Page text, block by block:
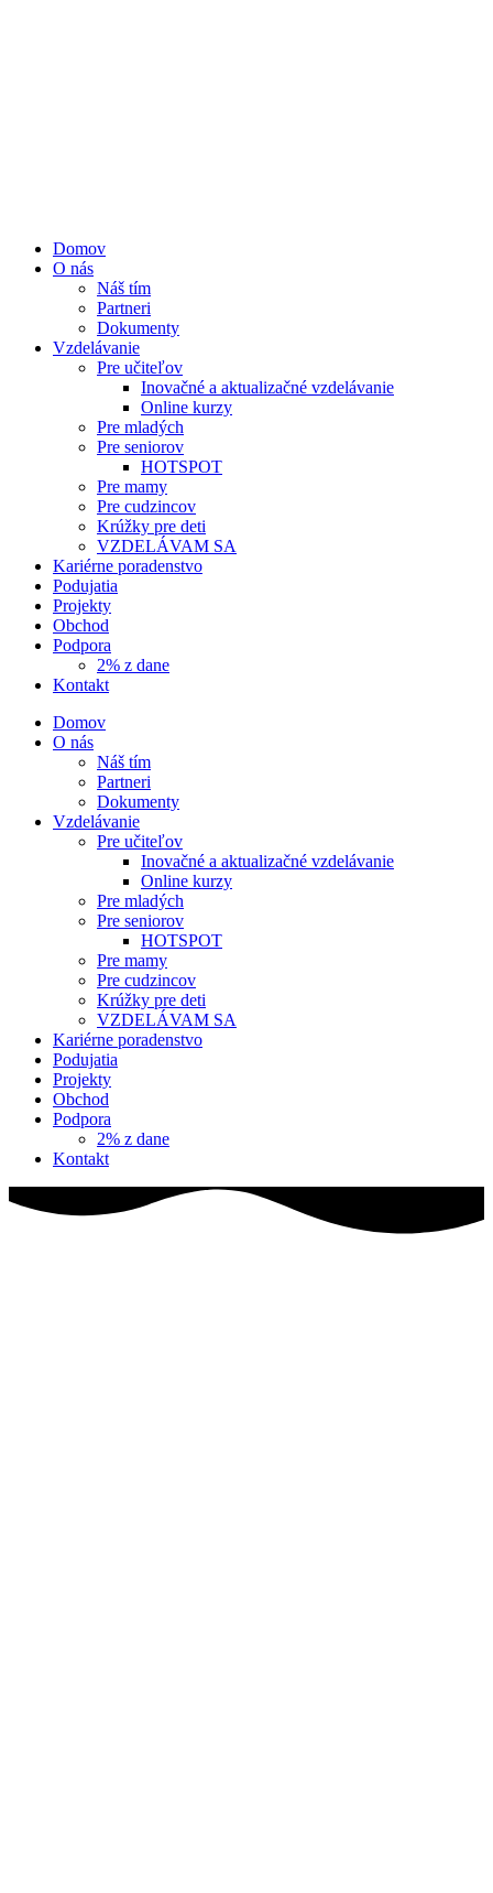
Domov
O nás
Náš tím
Partneri
Dokumenty
Vzdelávanie
Pre učiteľov
Inovačné a aktualizačné vzdelávanie
Online kurzy
Pre mladých
Pre seniorov
HOTSPOT
Pre mamy
Pre cudzincov
Krúžky pre deti
VZDELÁVAM SA
Kariérne poradenstvo
Podujatia
Projekty
Obchod
Podpora
2% z dane
Kontakt
Domov
O nás
Náš tím
Partneri
Dokumenty
Vzdelávanie
Pre učiteľov
Inovačné a aktualizačné vzdelávanie
Online kurzy
Pre mladých
Pre seniorov
HOTSPOT
Pre mamy
Pre cudzincov
Krúžky pre deti
VZDELÁVAM SA
Kariérne poradenstvo
Podujatia
Projekty
Obchod
Podpora
2% z dane
Kontakt